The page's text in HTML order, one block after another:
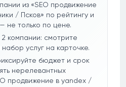
из «SEO продвижение
/ Псков» по рейтингу и
не только по цене.
компании: смотрите
услуг на карточке.
бюджет и срок
нерелевантных
продвижение в yandex /